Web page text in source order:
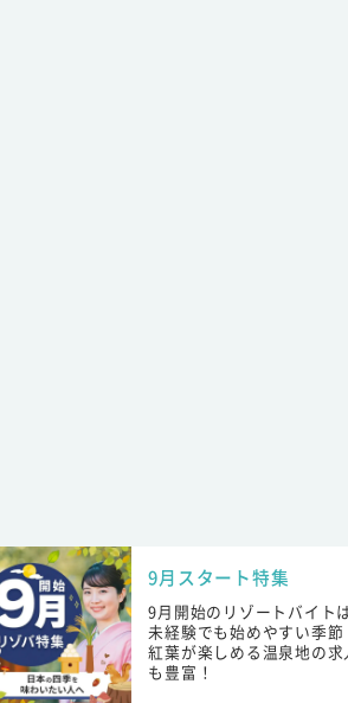
9月スタート特集
9月開始のリゾートバイト
未経験でも始めやすい季節
紅葉が楽しめる温泉地の求
も豊富！